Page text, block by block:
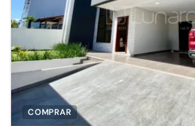
COMPRAR